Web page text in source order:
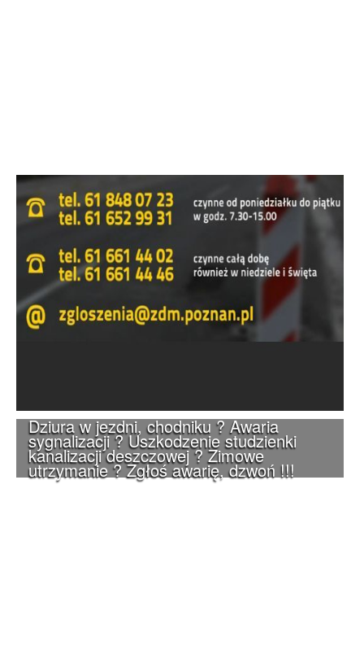
Dziura w jezdni, chodniku ? Awaria
sygnalizacji ? Uszkodzenie studzienki
kanalizacji deszczowej ? Zimowe
utrzymanie ? Zgłoś awarię, dzwoń !!!